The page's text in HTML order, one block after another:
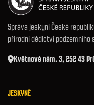
Správa jeskyní České
přírodní dědictví podzemního
Květnové nám. 3, 252 43
JESKYNĚ